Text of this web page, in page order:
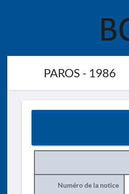
PAROS - 1986
Numéro de la notice